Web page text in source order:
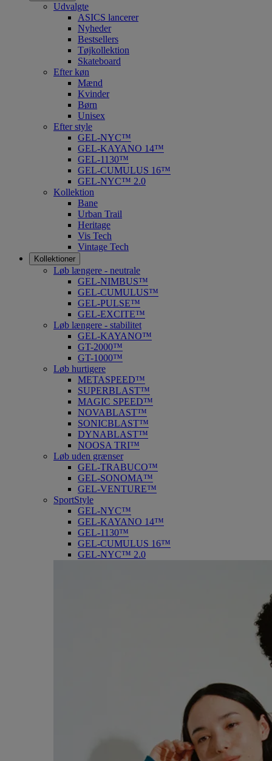
Udvalgte
ASICS lancerer
Nyheder
Bestsellers
Tøjkollektion
Skateboard
Efter køn
Mænd
Kvinder
Børn
Unisex
Efter style
GEL-NYC™
GEL-KAYANO 14™
GEL-1130™
GEL-CUMULUS 16™
GEL-NYC™ 2.0
Kollektion
Bane
Urban Trail
Heritage
Vis Tech
Vintage Tech
Kollektioner
Løb længere - neutrale
GEL-NIMBUS™
GEL-CUMULUS™
GEL-PULSE™
GEL-EXCITE™
Løb længere - stabilitet
GEL-KAYANO™
GT-2000™
GT-1000™
Løb hurtigere
METASPEED™
SUPERBLAST™
MAGIC SPEED™
NOVABLAST™
SONICBLAST™
DYNABLAST™
NOOSA TRI™
Løb uden grænser
GEL-TRABUCO™
GEL-SONOMA™
GEL-VENTURE™
SportStyle
GEL-NYC™
GEL-KAYANO 14™
GEL-1130™
GEL-CUMULUS 16™
GEL-NYC™ 2.0